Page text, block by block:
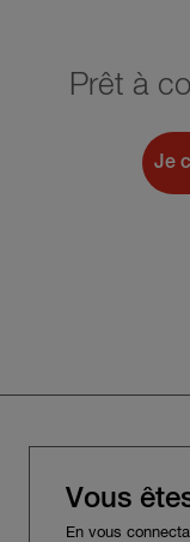
Prêt à
Je
Vous
En vous